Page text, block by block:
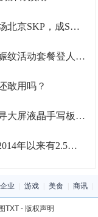
国产家电第一品牌
套餐登人气畅销榜
敢用吗？
晶手写板评测体验
亿女性成为移动用户
企业 游戏 美食 商讯
TXT- 版权声明